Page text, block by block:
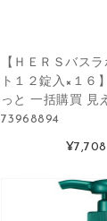
【ＨＥＲＳバス
ト１２錠入×１６
っと 一括購買 見
73968894
¥7,708